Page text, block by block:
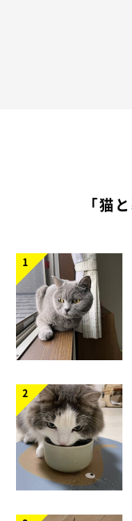
Q.とくにメス
とお尻
「猫